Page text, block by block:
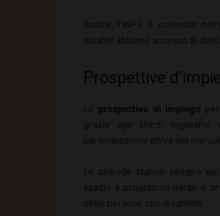
Inoltre, l’INPS è coinvolto
disabili abbiano accesso ai
Prospettive
Le prospettive di impiego
grazie agli sforzi legislativi
partecipazione attiva nel
Le aziende stanno sempre
spazio a programmi mirati e
delle persone con disabilità.